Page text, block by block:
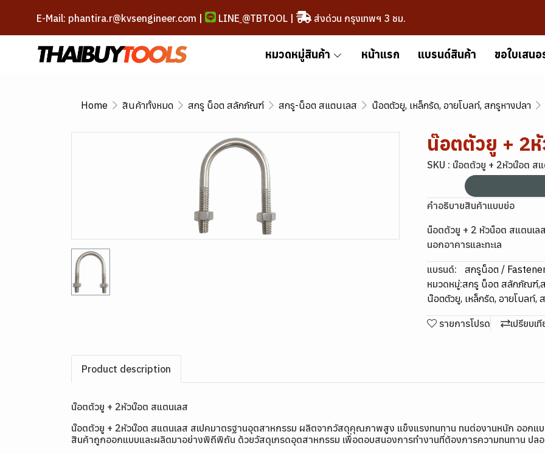
E-Mail: phantira.r@kvsengineer.com | LINE @TBTOOL| ส่งด่วน กรุงเทพฯ 3 ชม.
หมวดหมู่สินค้า หน้าแรก แบรนด์สินค้า ขอใบเสนอ
Home สินค้าทั้งหมด สกรู น็อต สลักภัณฑ์ สกรู-น็อต สแตนเลส น๊อตตัวยู, เหล็กรัด, อายโบลท์, สกรูหางปลา
น๊อตตัวยู + 2
SKU : น๊อตตัวยู + 2หัวน๊อต ส
คำอธิบายสินค้าแบบย่อ
น็อตตัวยู + 2 หัวน็อต สแตนเล
นอกอาคารและทะเล
แบรนด์:
สกรูน็อต /
หมวดหมู่:สกรู น็อต สลักภัณฑ์,
น๊อตตัวยู, เหล็กรัด, อายโบลท์,
รายการโปรด เปรียบเ
Product description
น๊อตตัวยู + 2หัวน๊อต สแตนเลส
น๊อตตัวยู + 2หัวน๊อต สแตนเลส สเปคมาตรฐานอุตสาหกรรม ผลิตจากวัสดุคุณภาพสูง แข็งแรงทนทาน ทนต่องานหนัก ออกแ
สินค้าถูกออกแบบและผลิตมาอย่างพิถีพิถัน ด้วยวัสดุเกรดอุตสาหกรรม เพื่อตอบสนองการทำงานที่ต้องการความทนทาน ปล